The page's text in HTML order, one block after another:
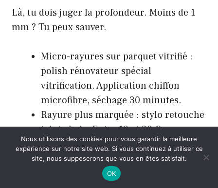
Là, tu dois juger la profondeur. Moins de 1
mm ? Tu peux sauver.
Micro-rayures sur parquet vitrifié :
polish rénovateur spécial
vitrification. Application chiffon
microfibre, séchage 30 minutes.
Rayure plus marquée : stylo retouche
teinte bois. Entre 10 et 20 € en
magasin.
Parquet huilé usé : nettoyage local au
dilué à 5 %, séchage 2
Nous utilisons des cookies pour vous garantir la meilleure
expérience sur notre site web. Si vous continuez à utiliser ce
site, nous supposerons que vous en êtes satisfait.
OK